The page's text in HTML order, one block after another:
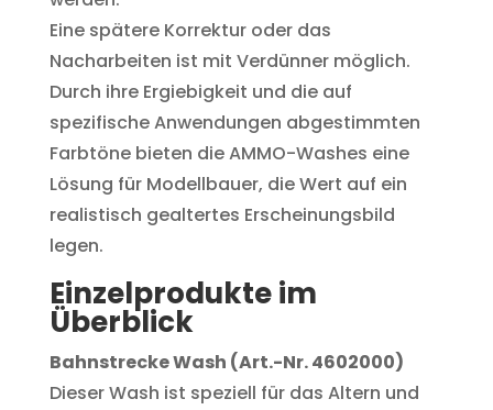
Eine spätere Korrektur oder das
Nacharbeiten ist mit Verdünner möglich.
Durch ihre Ergiebigkeit und die auf
spezifische Anwendungen abgestimmten
Farbtöne bieten die AMMO-Washes eine
Lösung für Modellbauer, die Wert auf ein
realistisch gealtertes Erscheinungsbild
legen.
Einzelprodukte im
Überblick
Bahnstrecke Wash (Art.-Nr. 4602000)
Dieser Wash ist speziell für das Altern und